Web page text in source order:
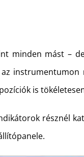
minden mást –
instrumentumon
is
résznél